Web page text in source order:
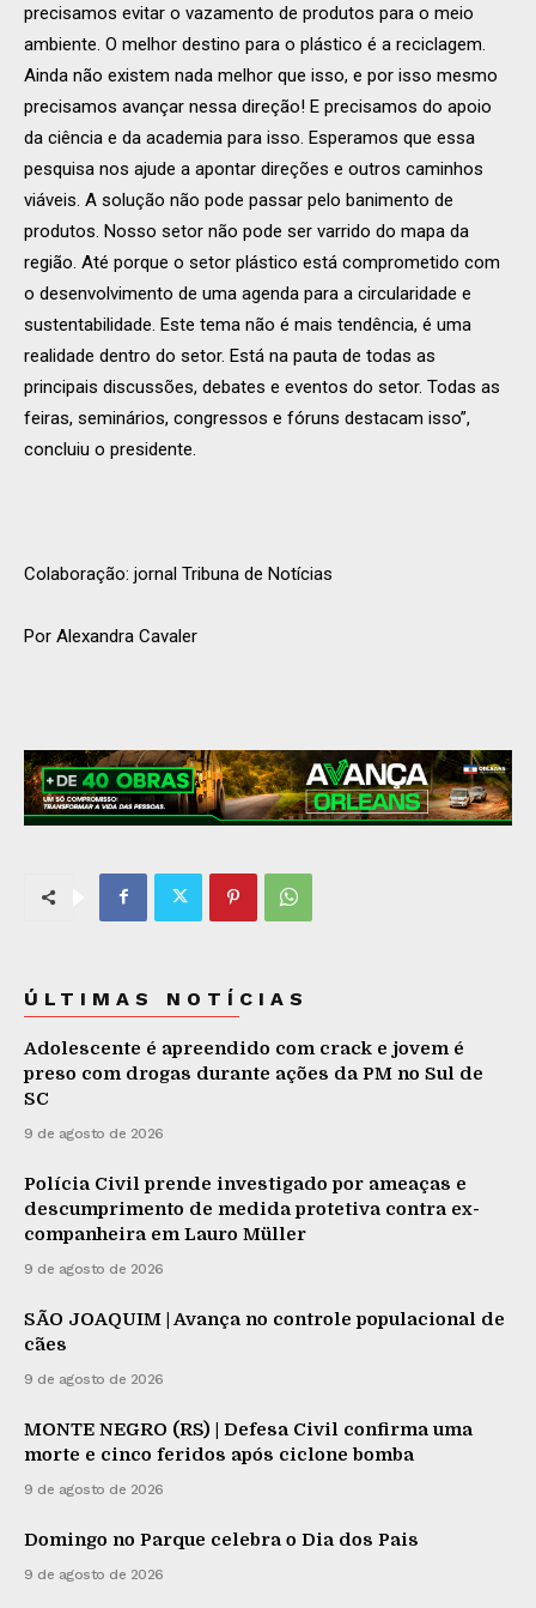
precisamos evitar o vazamento de produtos para o meio
ambiente. O melhor destino para o plástico é a reciclagem.
Ainda não existem nada melhor que isso, e por isso mesmo
precisamos avançar nessa direção! E precisamos do apoio
da ciência e da academia para isso. Esperamos que essa
pesquisa nos ajude a apontar direções e outros caminhos
viáveis. A solução não pode passar pelo banimento de
produtos. Nosso setor não pode ser varrido do mapa da
região. Até porque o setor plástico está comprometido com
o desenvolvimento de uma agenda para a circularidade e
sustentabilidade. Este tema não é mais tendência, é uma
realidade dentro do setor. Está na pauta de todas as
principais discussões, debates e eventos do setor. Todas as
feiras, seminários, congressos e fóruns destacam isso”,
concluiu o presidente.
Colaboração: jornal Tribuna de Notícias
Por Alexandra Cavaler
ÚLTIMAS NOTÍCIAS
Adolescente é apreendido com crack e jovem é
preso com drogas durante ações da PM no Sul de
SC
9 de agosto de 2026
Polícia Civil prende investigado por ameaças e
descumprimento de medida protetiva contra ex-
companheira em Lauro Müller
9 de agosto de 2026
SÃO JOAQUIM | Avança no controle populacional de
cães
9 de agosto de 2026
MONTE NEGRO (RS) | Defesa Civil confirma uma
morte e cinco feridos após ciclone bomba
9 de agosto de 2026
Domingo no Parque celebra o Dia dos Pais
9 de agosto de 2026